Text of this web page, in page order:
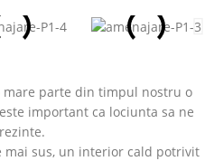
parte din timpul nostru o
important ca lociunta sa ne
mai sus, un interior cald potrivit